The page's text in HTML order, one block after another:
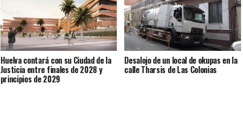
Huelva contará con su Ciudad de la
Justicia entre finales de 2028 y
principios de 2029
Desalojo de un local de okupas en la
calle Tharsis de Las Colonias